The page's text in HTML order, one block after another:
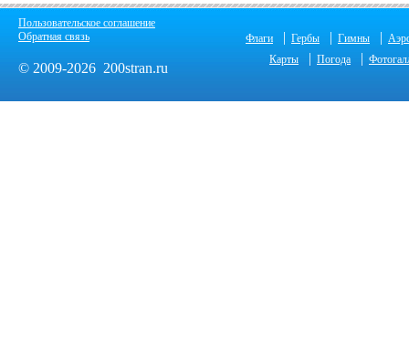
Пользовательское соглашение
Обратная связь
© 2009-2026 200stran.ru
Флаги | Гербы | Гимны |
Карты
| Погода |